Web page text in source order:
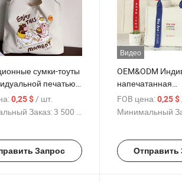
сумки-тоуты
печатью
хлопковые
сумки для
хлопковые сумки
0,25 $/ шт.
Заказ:3 500 Куски
Запрос
Видео
OEM&ODM
напечатанная
переработанная
органическая
сумка для
логотипом
FOB цена: 0,25 $
Минимальный
Отправить